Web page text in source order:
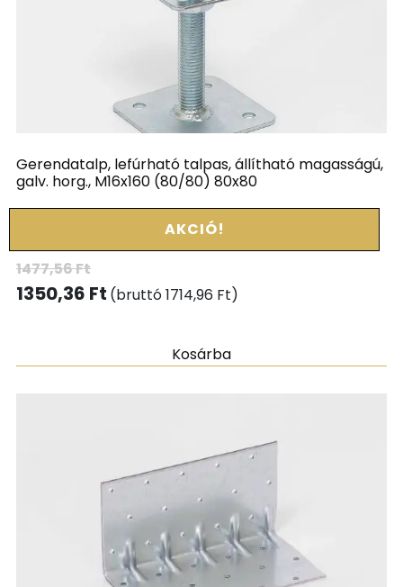
Gerendatalp, lefúrható talpas, állítható magasságú,
galv. horg., M16x160 (80/80) 80x80
AKCIÓ!
1477,56Ft
1350,36 Ft (bruttó1714,96 Ft)
Kosárba